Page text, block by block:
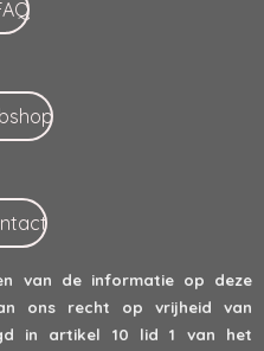
van de informatie op deze
ons recht op vrijheid van
in artikel 10 lid 1 van het